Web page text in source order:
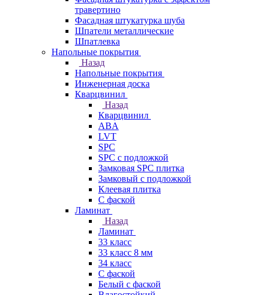
травертино
Фасадная штукатурка шуба
Шпатели металлические
Шпатлевка
Напольные покрытия
Назад
Напольные покрытия
Инженерная доска
Кварцвинил
Назад
Кварцвинил
ABA
LVT
SPC
SPC с подложкой
Замковая SPC плитка
Замковый с подложкой
Клеевая плитка
С фаской
Ламинат
Назад
Ламинат
33 класс
33 класс 8 мм
34 класс
C фаской
Белый с фаской